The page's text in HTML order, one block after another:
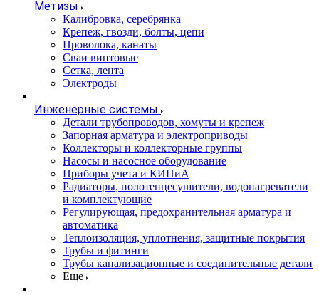
Метизы
Калибровка, серебрянка
Крепеж, гвозди, болты, цепи
Проволока, канаты
Сваи винтовые
Сетка, лента
Электроды
Инженерные системы
Детали трубопроводов, хомуты и крепеж
Запорная арматура и электроприводы
Коллекторы и коллекторные группы
Насосы и насосное оборудование
Приборы учета и КИПиА
Радиаторы, полотенцесушители, водонагреватели
и комплектующие
Регулирующая, предохранительная арматура и
автоматика
Теплоизоляция, уплотнения, защитные покрытия
Трубы и фитинги
Трубы канализационные и соединительные детали
Еще